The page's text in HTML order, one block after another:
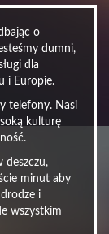
o
dumni,
dla
i Europie.
telefony. Nasi
kulturę
deszczu,
minut aby
i
wszystkim